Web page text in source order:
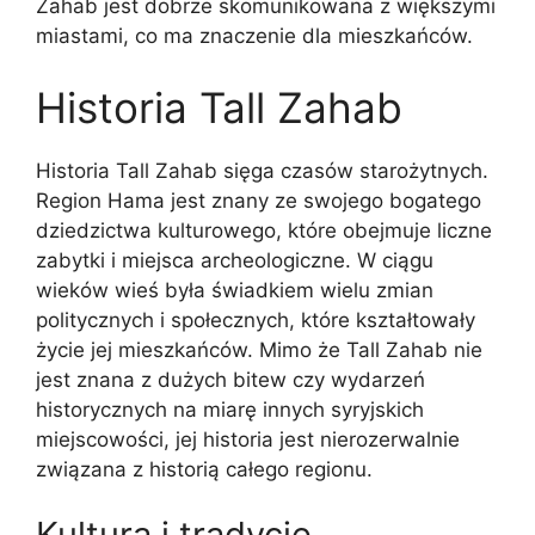
Zahab jest dobrze skomunikowana z większymi
miastami, co ma znaczenie dla mieszkańców.
Historia Tall Zahab
Historia Tall Zahab sięga czasów starożytnych.
Region Hama jest znany ze swojego bogatego
dziedzictwa kulturowego, które obejmuje liczne
zabytki i miejsca archeologiczne. W ciągu
wieków wieś była świadkiem wielu zmian
politycznych i społecznych, które kształtowały
życie jej mieszkańców. Mimo że Tall Zahab nie
jest znana z dużych bitew czy wydarzeń
historycznych na miarę innych syryjskich
miejscowości, jej historia jest nierozerwalnie
związana z historią całego regionu.